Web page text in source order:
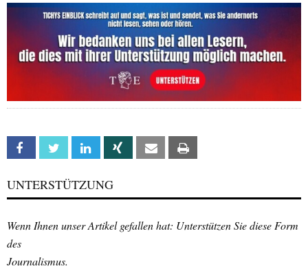
Facebook Twitter Linkedin Xing Email
UNTERSTÜTZUNG
Wenn Ihnen unser Artikel gefallen hat: Unterstützen Sie diese Form
des
Journalismus.